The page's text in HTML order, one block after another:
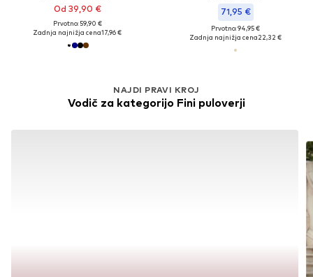
Od 39,90 €
Prvotno: 59,90 €
Zadnja najnižja cena17,96 €
71,95 €
Prvotno: 94,95 €
Zadnja najnižja cena22,32 €
NAJDI PRAVI KROJ
Vodič za kategorijo Fini puloverji